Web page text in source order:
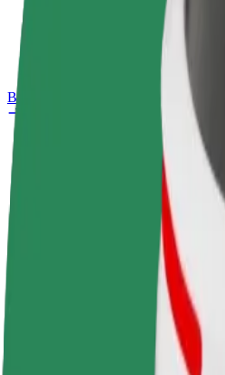
Signaler un problème
Bolt Plus
Devenir partenaire chauffeur
Générez des revenus selon